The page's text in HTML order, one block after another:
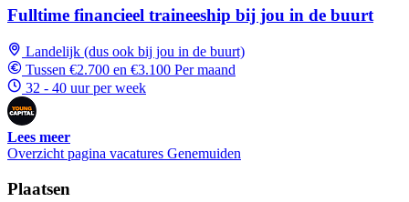
Fulltime financieel traineeship bij jou in de buurt
Landelijk (dus ook bij jou in de buurt)
Tussen €2.700 en €3.100 Per maand
32 - 40 uur per week
Lees meer
Overzicht pagina vacatures Genemuiden
Plaatsen